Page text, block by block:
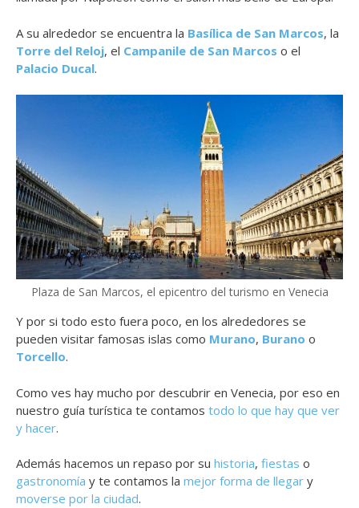
A su alrededor se encuentra la Basílica de San Marcos, la
Torre del Reloj, el Campanile de San Marcos o el
Palacio Ducal.
Plaza de San Marcos, el epicentro del turismo en Venecia
Y por si todo esto fuera poco, en los alrededores se
pueden visitar famosas islas como Murano, Burano o
Torcello.
Como ves hay mucho por descubrir en Venecia, por eso en
nuestro guía turística te contamos todo lo que hay que ver
y hacer.
Además hacemos un repaso por su historia, fiestas o
gastronomía y te contamos la mejor forma de llegar y
moverse por la ciudad.